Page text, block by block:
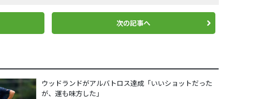
次の記事へ
ウッドランドがアルバトロス達成「いいショットだった
が、運も味方した」